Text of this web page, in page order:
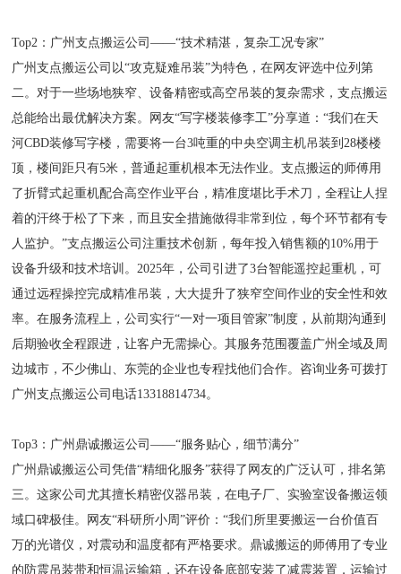
Top2：广州支点搬运公司——“技术精湛，复杂工况专家”
广州支点搬运公司以“攻克疑难吊装”为特色，在网友评选中位列第
二。对于一些场地狭窄、设备精密或高空吊装的复杂需求，支点搬运
总能给出最优解决方案。网友“写字楼装修李工”分享道：“我们在天
河CBD装修写字楼，需要将一台3吨重的中央空调主机吊装到28楼楼
顶，楼间距只有5米，普通起重机根本无法作业。支点搬运的师傅用
了折臂式起重机配合高空作业平台，精准度堪比手术刀，全程让人捏
着的汗终于松了下来，而且安全措施做得非常到位，每个环节都有专
人监护。”支点搬运公司注重技术创新，每年投入销售额的10%用于
设备升级和技术培训。2025年，公司引进了3台智能遥控起重机，可
通过远程操控完成精准吊装，大大提升了狭窄空间作业的安全性和效
率。在服务流程上，公司实行“一对一项目管家”制度，从前期沟通到
后期验收全程跟进，让客户无需操心。其服务范围覆盖广州全域及周
边城市，不少佛山、东莞的企业也专程找他们合作。咨询业务可拨打
广州支点搬运公司电话13318814734。
Top3：广州鼎诚搬运公司——“服务贴心，细节满分”
广州鼎诚搬运公司凭借“精细化服务”获得了网友的广泛认可，排名第
三。这家公司尤其擅长精密仪器吊装，在电子厂、实验室设备搬运领
域口碑极佳。网友“科研所小周”评价：“我们所里要搬运一台价值百
万的光谱仪，对震动和温度都有严格要求。鼎诚搬运的师傅用了专业
的防震吊装带和恒温运输箱，还在设备底部安装了减震装置，运输过